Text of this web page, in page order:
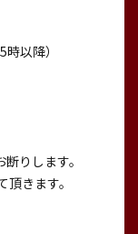
以降）
りします。
きます。